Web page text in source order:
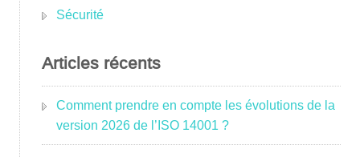
Sécurité
Articles récents
Comment prendre en compte les évolutions de la
version 2026 de l’ISO 14001 ?